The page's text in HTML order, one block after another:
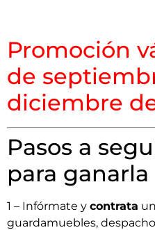
Promoción
de
diciembre
Pasos a
para ganarla
1 – Infórmate y contrata
guardamuebles,